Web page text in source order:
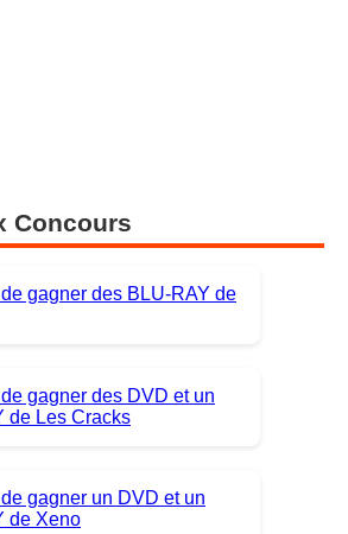
Concours